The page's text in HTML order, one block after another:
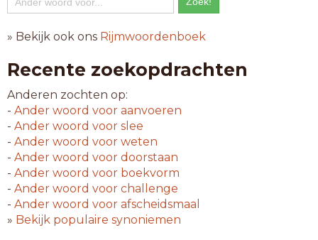
» Bekijk ook ons Rijmwoordenboek
Recente zoekopdrachten
Anderen zochten op:
- Ander woord voor aanvoeren
- Ander woord voor slee
- Ander woord voor weten
- Ander woord voor doorstaan
- Ander woord voor boekvorm
- Ander woord voor challenge
- Ander woord voor afscheidsmaal
» Bekijk populaire synoniemen